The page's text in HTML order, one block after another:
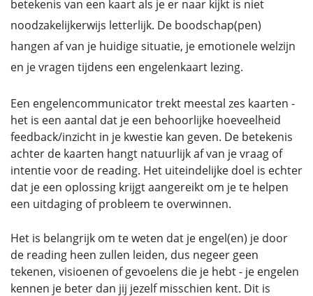
betekenis van een kaart als je er naar kijkt is niet
noodzakelijkerwijs letterlijk. De boodschap(pen)
hangen af van je huidige situatie, je emotionele welzijn
en je vragen tijdens een engelenkaart lezing.
Een engelencommunicator trekt meestal zes kaarten -
het is een aantal dat je een behoorlijke hoeveelheid
feedback/inzicht in je kwestie kan geven. De betekenis
achter de kaarten hangt natuurlijk af van je vraag of
intentie voor de reading. Het uiteindelijke doel is echter
dat je een oplossing krijgt aangereikt om je te helpen
een uitdaging of probleem te overwinnen.
Het is belangrijk om te weten dat je engel(en) je door
de reading heen zullen leiden, dus negeer geen
tekenen, visioenen of gevoelens die je hebt - je engelen
kennen je beter dan jij jezelf misschien kent. Dit is